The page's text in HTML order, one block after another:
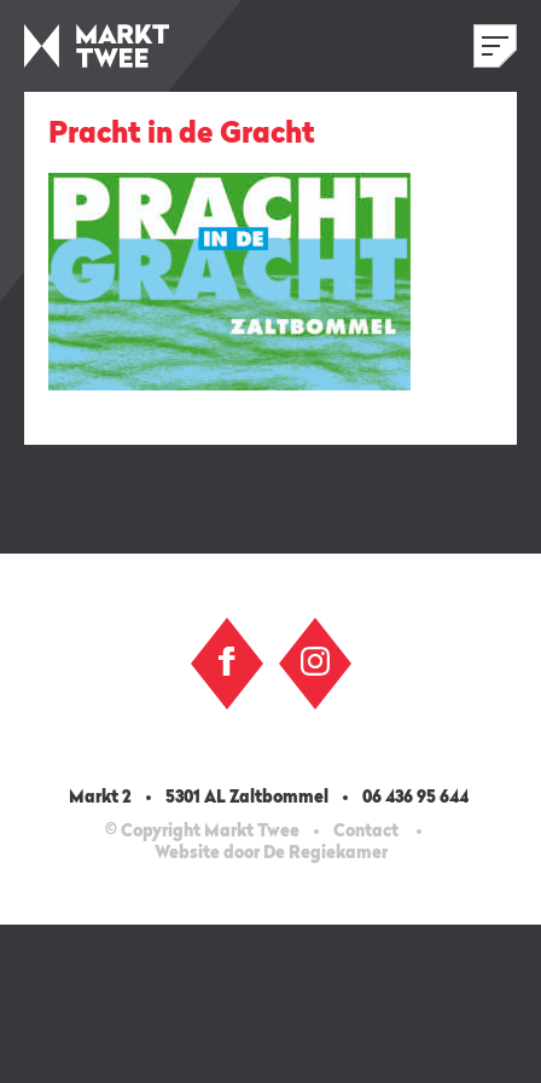
Pracht in de Gracht
Markt 2 5301 AL Zaltbommel
06 436 95 644
© Copyright Markt Twee
Contact
Website door De Regiekamer